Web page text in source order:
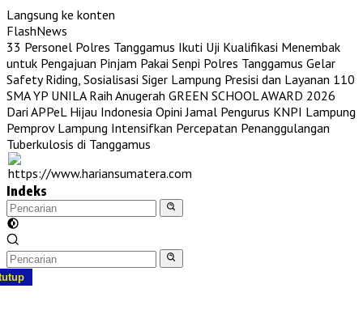
Langsung ke konten
FlashNews
33 Personel Polres Tanggamus Ikuti Uji Kualifikasi Menembak
untuk Pengajuan Pinjam Pakai Senpi Polres Tanggamus Gelar
Safety Riding, Sosialisasi Siger Lampung Presisi dan Layanan 110
SMA YP UNILA Raih Anugerah GREEN SCHOOL AWARD 2026
Dari APPeL Hijau Indonesia Opini Jamal Pengurus KNPI Lampung
Pemprov Lampung Intensifkan Percepatan Penanggulangan
Tuberkulosis di Tanggamus
Indeks